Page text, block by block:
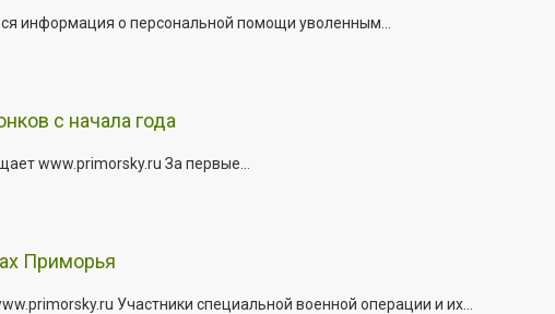
информация о персональной помощи уволенным...
с начала года
www.primorsky.ru За первые...
Приморья
Участники специальной военной операции и их...